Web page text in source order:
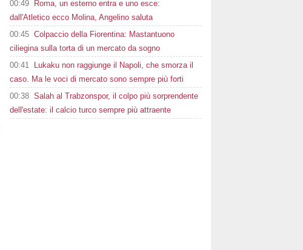
00:49
Roma, un esterno entra e uno esce:
dall'Atletico ecco Molina, Angelino saluta
00:45 Colpaccio della Fiorentina: Mastantuono
ciliegina sulla torta di un mercato da sogno
00:41
Lukaku non raggiunge il Napoli, che smorza il
caso. Ma le voci di mercato sono sempre più forti
00:38 Salah al Trabzonspor, il colpo più sorprendente
dell'estate: il calcio turco sempre più attraente